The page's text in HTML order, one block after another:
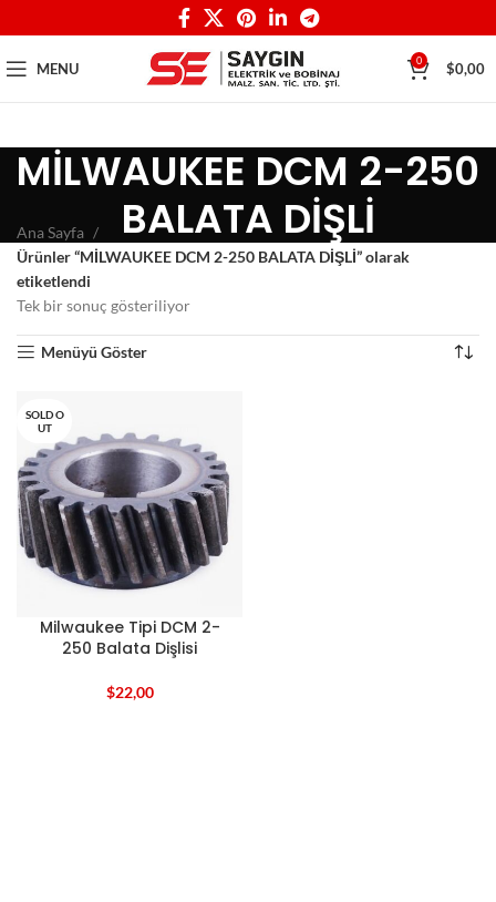
MENU 0 $0,00
MİLWAUKEE DCM 2-250
BALATA DİŞLİ
Ana Sayfa
Ürünler “MİLWAUKEE DCM 2-250 BALATA DİŞLİ” olarak
etiketlendi
Tek bir sonuç gösteriliyor
Menüyü Göster
SOLD O
UT
Milwaukee Tipi DCM 2-
250 Balata Dişlisi
$22,00